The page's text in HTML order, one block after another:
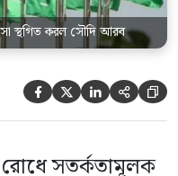
স্থগিত করল সৌদি আরব
    
রোধে সতর্কতামূলক